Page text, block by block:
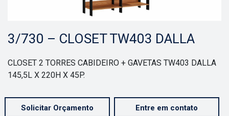
3/730 – CLOSET TW403 DALLA
CLOSET 2 TORRES CABIDEIRO + GAVETAS TW403 DALLA
145,5L X 220H X 45P.
Solicitar Orçamento Entre em contato